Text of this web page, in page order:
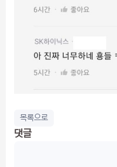
목록으로
댓글